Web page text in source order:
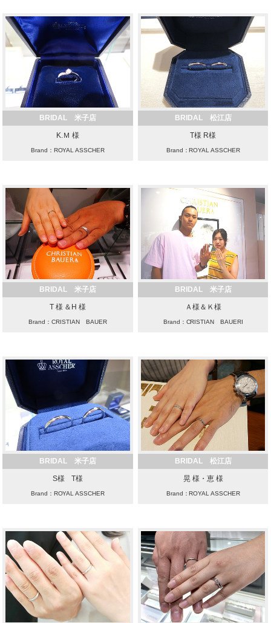
BRIDAL 米子店
K.Ｍ 様
Brand：ROYAL ASSCHER
BRIDAL 松江店
T様 R様
Brand：ROYAL ASSCHER
BRIDAL 米子店
T 様 ＆H 様
Brand：CRISTIAN BAUER
BRIDAL 米子店
Ａ様＆Ｋ様
Brand：CRISTIAN BAUERI
BRIDAL 米子店
S様 T様
Brand：ROYAL ASSCHER
BRIDAL 松江店
晃 様・恵 様
Brand：ROYAL ASSCHER